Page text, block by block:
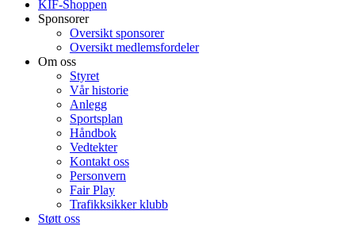
KIF-Shoppen
Sponsorer
Oversikt sponsorer
Oversikt medlemsfordeler
Om oss
Styret
Vår historie
Anlegg
Sportsplan
Håndbok
Vedtekter
Kontakt oss
Personvern
Fair Play
Trafikksikker klubb
Støtt oss